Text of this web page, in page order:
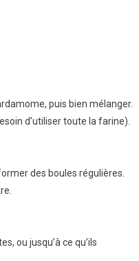
puis bien mélanger.
d’utiliser toute la farine).
des boules régulières.
ou jusqu’à ce qu’ils